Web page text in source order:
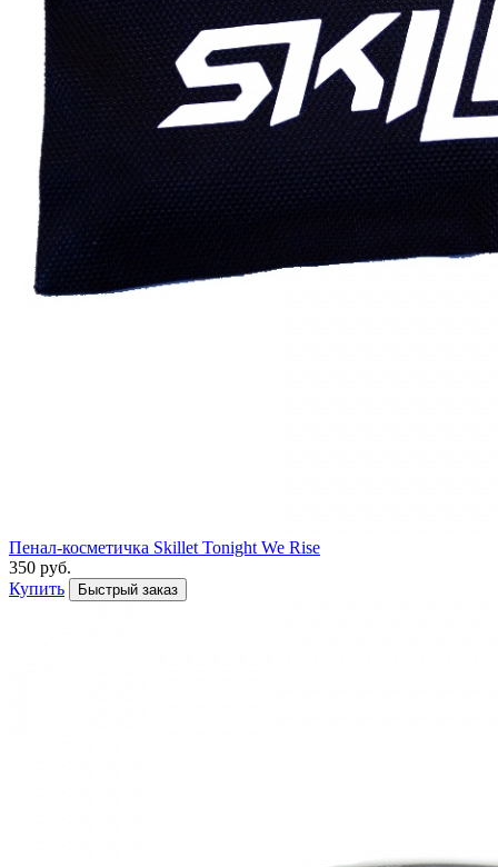
Пенал-косметичка Skillet Tonight We Rise
350 руб.
Купить
Быстрый заказ